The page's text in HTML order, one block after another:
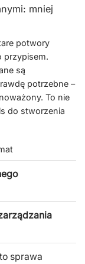
mniej
potwory
przypisem.
są
potrzebne –
To nie
do stworzenia
sprawa